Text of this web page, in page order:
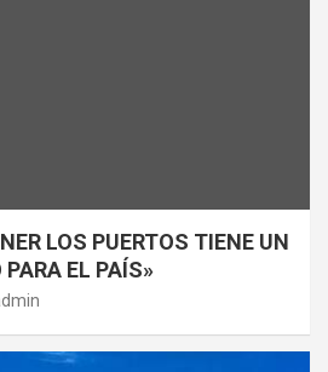
LOS PUERTOS TIENE UN
EL PAÍS»